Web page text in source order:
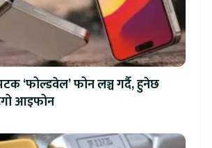
‘फोल्डवेल’ फोन लञ्च गर्दै, हुनेछ
आइफोन